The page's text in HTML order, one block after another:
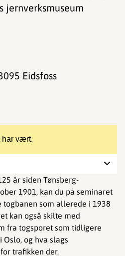
jernverksmuseum
har vært.
år siden Tønsberg-
1901, kan du på seminaret
som allerede i 1938
kan også skilte med
fra togsporet som tidligere
Oslo, og hva slags
trafikken der.
Eidsfoss